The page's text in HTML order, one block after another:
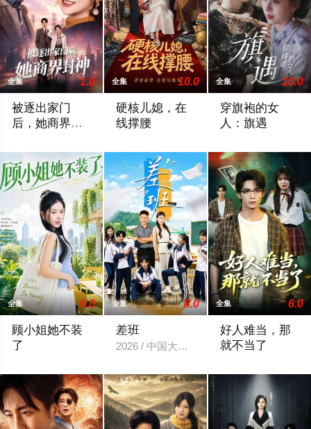
全集 1.0
被逐出家门
后，她商界封
全集 10.0
硬核儿媳，在
线撑腰
全集 10.0
穿旗袍的女
人：旗遇
全集 6.0
顾小姐她不装
了
全集 8.0
差班
2026 / 中国大陆 / 王关彭＆张潇予
全集 6.0
好人难当，那
就不当了